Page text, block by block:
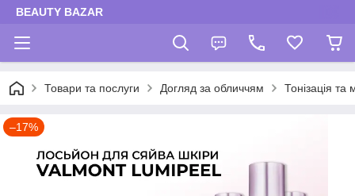
BEAUTY BAZAR
Товари та послуги Догляд за обличчям Тонізація та
–17%